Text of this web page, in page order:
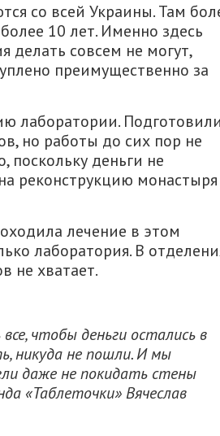
со всей Украины. Там
10 лет. Именно здесь
делать совсем не могут,
преимущественно за
лаборатории. Подготовили
но работы до сих пор не
поскольку деньги не
реконструкцию
лечение в этом
лаборатория. В
не хватает.
чтобы деньги остались в
никуда не пошли. И мы
даже не покидать стены
«Таблеточки» Вячеслав